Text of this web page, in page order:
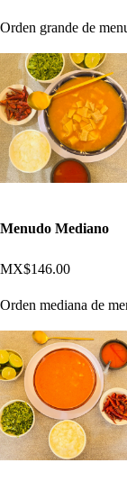
Orden grande de
Menudo Mediano
MX$146.00
Orden mediana de